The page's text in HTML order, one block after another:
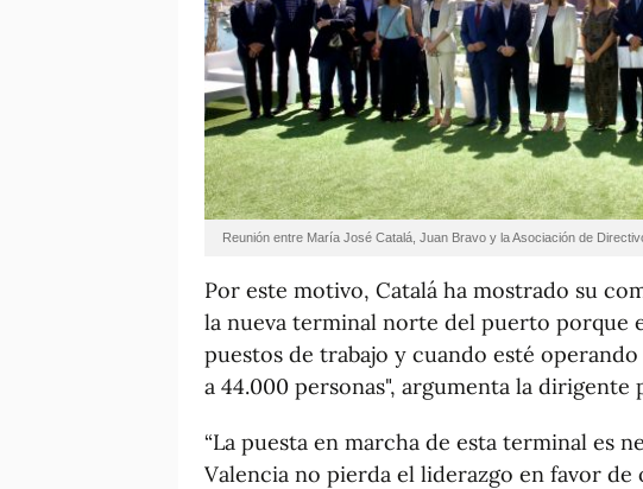
Reunión entre María José Catalá, Juan Bravo y la Asociación de
Por este motivo, Catalá ha mostrado su
la nueva terminal norte del puerto porque
puestos de trabajo y cuando esté
a 44.000 personas", argumenta la dirigente
“La puesta en marcha de esta terminal es
Valencia no pierda el liderazgo en favor